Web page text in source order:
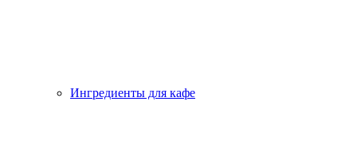
Ингредиенты для кафе